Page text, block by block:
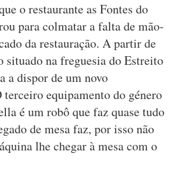
o restaurante as Fontes do
para colmatar a falta de mão-
da restauração. A partir de
situado na freguesia do Estreito
a dispor de um novo
terceiro equipamento do género
é um robô que faz quase tudo
de mesa faz, por isso não
lhe chegar à mesa com o